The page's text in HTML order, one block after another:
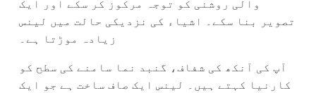
والی روشنی کو توجہ مرکوز کر سکے اور ایک
تصویر بنا سکے۔ اشیاء کی نزدیکی حالت میں لینس
زیادہ موڑتا ہے۔
آپ کی آنکھ کی شفاف، گنبد نما سامنے کی سطح کو
کارنیا کہتے ہیں۔ لینس ایک صاف ساخت ہے جو ایک